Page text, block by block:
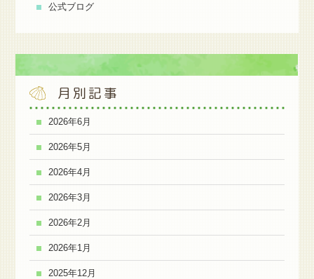
公式ブログ
月別記事
2026年6月
2026年5月
2026年4月
2026年3月
2026年2月
2026年1月
2025年12月